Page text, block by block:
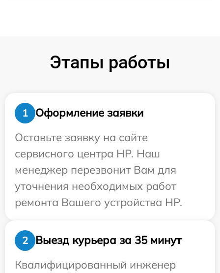
Этапы работы
1
Оформление заявки
Оставьте заявку на сайте
сервисного центра HP. Наш
менеджер перезвонит Вам для
уточнения необходимых работ
ремонта Вашего устройства HP.
2
Выезд курьера за 35 минут
Квалифицированный инженер